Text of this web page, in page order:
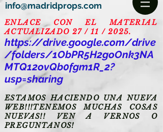
info@madridprops.com
ENLACE CON EL MATERIAL
ACTUALIZADO 27 / 11 / 2025.
https://drive.google.com/drive
/folders/1ObPR5H2goOnk3NA
MTQ12ovQb0fgm1R_2?
usp=sharing
ESTAMOS HACIENDO UNA NUEVA
WEB!!!TENEMOS MUCHAS COSAS
NUEVAS!! VEN A VERNOS O
PREGUNTANOS!